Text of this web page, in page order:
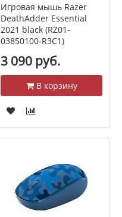
Игровая мышь Razer
DeathAdder Essential
2021 black (RZ01-
03850100-R3C1)
3 090 руб.
В корзину